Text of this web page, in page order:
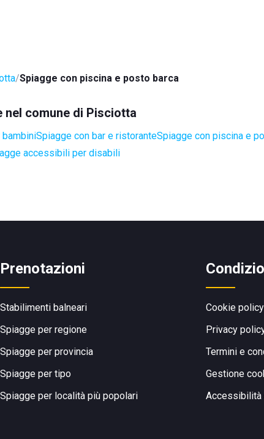
Spiagge con piscina e posto barca
comune di Pisciotta
Spiagge con bar e ristoranteSpiagge con piscina e
accessibili per disabili
Prenotazioni
Stabilimenti balneari
Spiagge per regione
Spiagge per provincia
Spiagge per tipo
Spiagge per località più popolari
Cookie policy
Privacy
Termini e
Gestione
Accessibilità